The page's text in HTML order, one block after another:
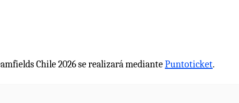
Chile 2026 se realizará mediantePuntoticket.